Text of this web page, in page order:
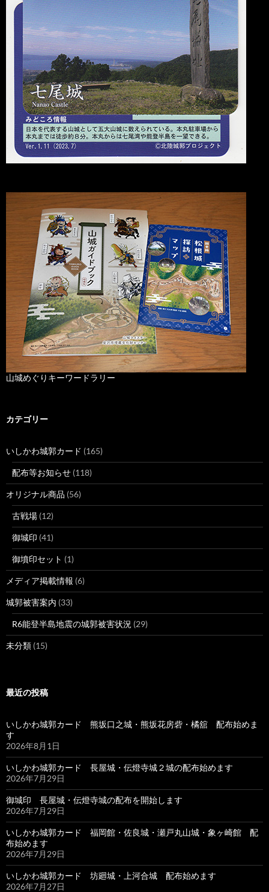
山城めぐりキーワードラリー
カテゴリー
いしかわ城郭カード (165)
配布等お知らせ (118)
オリジナル商品 (56)
古戦場 (12)
御城印 (41)
御墳印セット (1)
メディア掲載情報 (6)
城郭被害案内 (33)
R6能登半島地震の城郭被害状況 (29)
未分類 (15)
最近の投稿
いしかわ城郭カード 熊坂口之城・熊坂花房砦・橘舘 配布始めま
す
2026年8月1日
いしかわ城郭カード 長屋城・伝燈寺城２城の配布始めます
2026年7月29日
御城印 長屋城・伝燈寺城の配布を開始します
2026年7月29日
いしかわ城郭カード 福岡館・佐良城・瀬戸丸山城・象ヶ崎館 配
布始めます
2026年7月29日
いしかわ城郭カード 坊廻城・上河合城 配布始めます
2026年7月27日